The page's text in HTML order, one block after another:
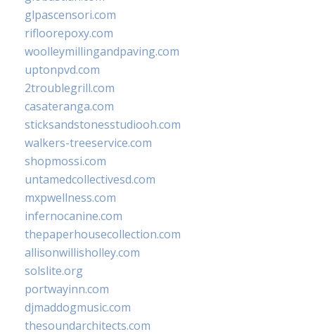
glpascensori.com
rifloorepoxy.com
woolleymillingandpaving.com
uptonpvd.com
2troublegrill.com
casateranga.com
sticksandstonesstudiooh.com
walkers-treeservice.com
shopmossi.com
untamedcollectivesd.com
mxpwellness.com
infernocanine.com
thepaperhousecollection.com
allisonwillisholley.com
solslite.org
portwayinn.com
djmaddogmusic.com
thesoundarchitects.com